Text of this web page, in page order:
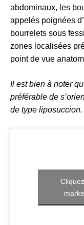
abdominaux, les
appelés poignées
bourrelets sous
zones localisées
point de vue
Il est bien à noter
préférable de
de type liposuccion.